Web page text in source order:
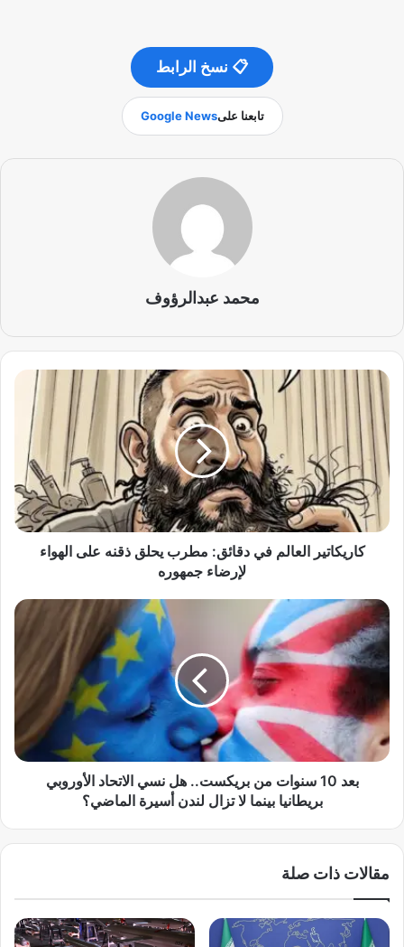
📋 نسخ الرابط
تابعنا علىGoogle News
محمد عبدالرؤوف
ك
ر
ي
ك
ا
ر
ا
ل
م
ف
د
ق
ا
ئ
ب
ل
كاريكاتير العالم في دقائق: مطرب يحلق ذقنه على الهواء
لإرضاء جمهوره
ب
ع
1
س
ن
و
ا
ي
ت
بعد 10 سنوات من بريكست.. هل نسي الاتحاد الأوروبي
بريطانيا بينما لا تزال لندن أسيرة الماضي؟
مقالات ذات صلة